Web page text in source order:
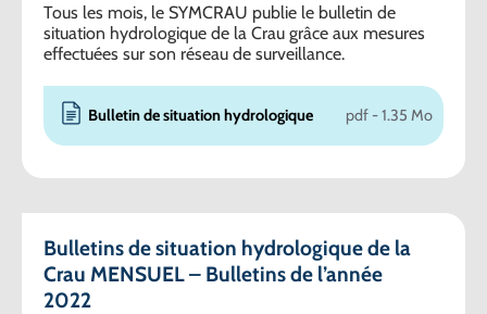
Tous les mois, le SYMCRAU publie le bulletin de
situation hydrologique de la Crau grâce aux mesures
effectuées sur son réseau de surveillance.
Bulletin de situation hydrologique pdf - 1.35 Mo
Bulletins de situation hydrologique de la
Crau MENSUEL – Bulletins de l’année
2022